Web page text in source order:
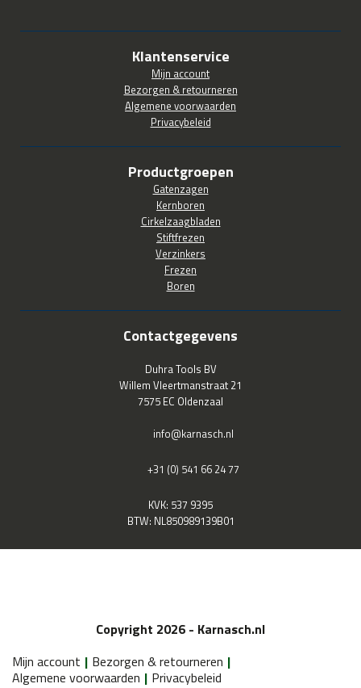
Klantenservice
Mijn account
Bezorgen & retourneren
Algemene voorwaarden
Privacybeleid
Productgroepen
Gatenzagen
Kernboren
Cirkelzaagbladen
Stiftfrezen
Verzinkers
Frezen
Boren
Contactgegevens
Duhra Tools BV
Willem Vleertmanstraat 21
7575 EC Oldenzaal
info@karnasch.nl
+31 (0) 541 66 24 77
KVK: 537 9395
BTW: NL850989139B01
Copyright 2026 - Karnasch.nl
Mijn account
Bezorgen & retourneren
Algemene voorwaarden
Privacybeleid